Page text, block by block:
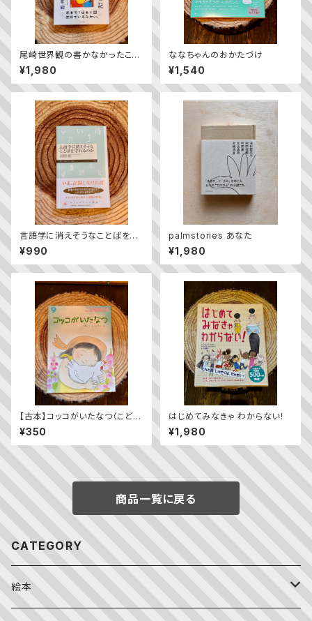
尾崎世界観の書かなかったこと
日記
¥1,980
ななちゃんのおかたづけ
¥1,540
言語学に消えそうなことばを守
れるのか／吉岡乾
¥990
palmstories あなた
¥1,980
【古本】コッコがいたなつ（こども
のとも2023年9月号）
¥350
はじめてみなきゃ わからない！
¥1,980
商品一覧に戻る
CATEGORY
絵本